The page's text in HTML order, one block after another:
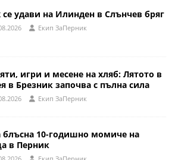
удави на Илинден в Слънчев бряг
Eкип ЗаПерник
игри и месене на хляб: Лятото в
в Брезник започва с пълна сила
Eкип ЗаПерник
блъсна 10-годишно момиче на
в Перник